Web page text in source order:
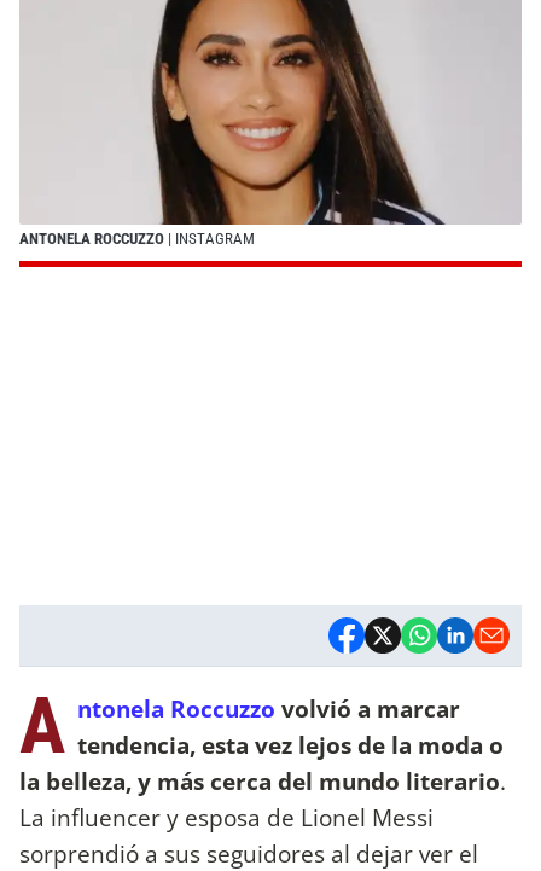
ANTONELA ROCCUZZO | INSTAGRAM
A ntonela Roccuzzo volvió a marcar
tendencia, esta vez lejos de la moda o
la belleza, y más cerca del mundo literario.
La influencer y esposa de Lionel Messi
sorprendió a sus seguidores al dejar ver el